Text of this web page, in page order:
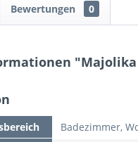
Bewertungen 0
"Majolika
Badezimmer,